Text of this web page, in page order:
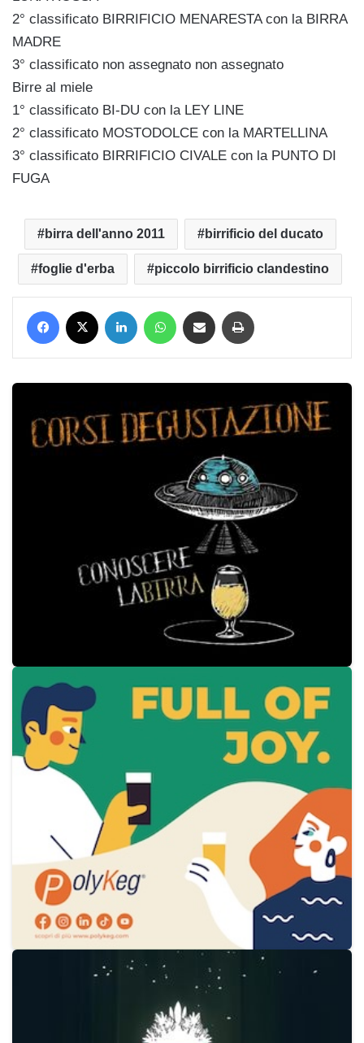
2° classificato BIRRIFICIO MENARESTA con la BIRRA
MADRE
3° classificato non assegnato non assegnato
Birre al miele
1° classificato BI-­DU con la LEY LINE
2° classificato MOSTODOLCE con la MARTELLINA
3° classificato BIRRIFICIO CIVALE con la PUNTO DI
FUGA
birra dell'anno 2011 birrificio del ducato
foglie d'erba piccolo birrificio clandestino
Facebook LinkedIn WhatsApp Condividi via mail